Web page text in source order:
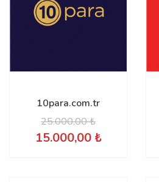
10para.com.tr
25.000,00 ₺
15.000,00 ₺